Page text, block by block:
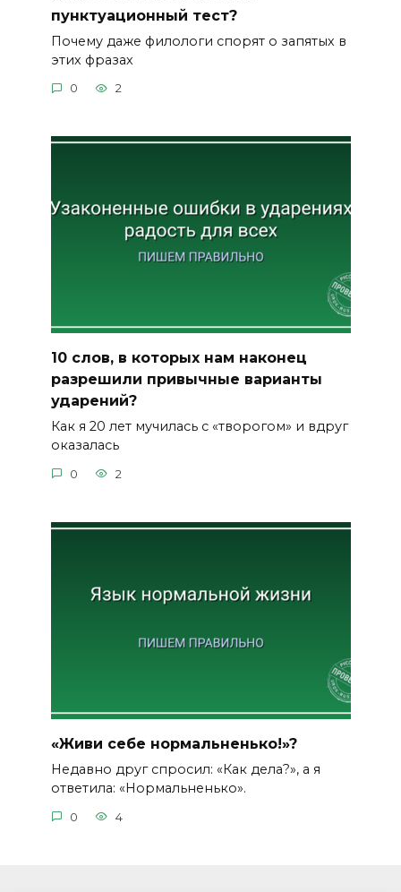
пунктуационный тест?
Почему даже филологи спорят о запятых в
этих фразах
0 2
10 слов, в которых нам наконец
разрешили привычные варианты
ударений?
Как я 20 лет мучилась с «творогом» и вдруг
оказалась
0 2
«Живи себе нормальненько!»?
Недавно друг спросил: «Как дела?», а я
ответила: «Нормальненько».
0 4